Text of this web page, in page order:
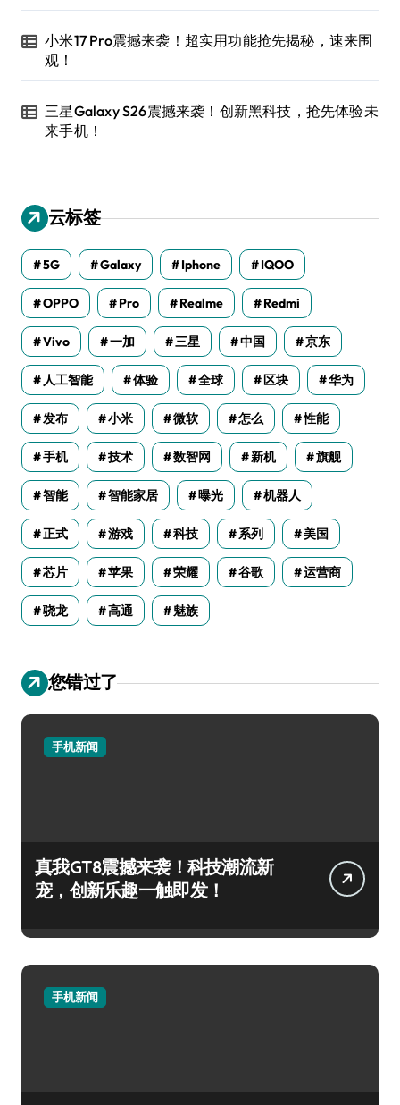
小米17 Pro震撼来袭！超实用功能抢先揭秘，速来围
观！
三星Galaxy S26震撼来袭！创新黑科技，抢先体验未
来手机！
云标签
5G Galaxy Iphone IQOO
OPPO Pro Realme Redmi
Vivo 一加 三星 中国 京东
人工智能 体验 全球 区块 华为
发布 小米 微软 怎么 性能
手机 技术 数智网 新机 旗舰
智能 智能家居 曝光 机器人
正式 游戏 科技 系列 美国
芯片 苹果 荣耀 谷歌 运营商
骁龙 高通 魅族
您错过了
手机新闻
真我GT8震撼来袭！科技潮流新
宠，创新乐趣一触即发！
手机新闻